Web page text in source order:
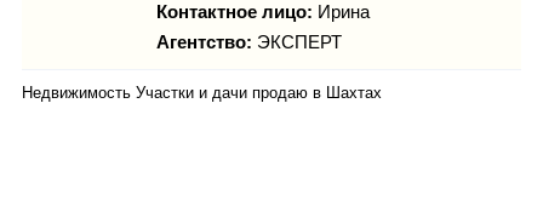
Карты
Контактное лицо: Ирина
Агентство: ЭКСПЕРТ
Недвижимость Участки и дачи продаю в Шахтах